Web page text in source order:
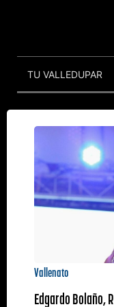
TU VALLEDUPAR
Vallenato
Edgardo Bolaño,